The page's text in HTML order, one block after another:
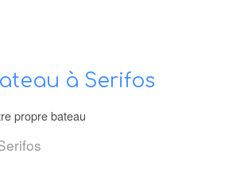
à Serifos
propre bateau